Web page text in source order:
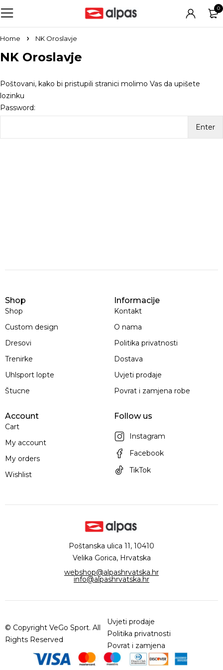
0
Home NK Oroslavje
NK Oroslavje
Poštovani, kako bi pristupili stranici molimo Vas da upišete
lozinku
Password:
Shop
Shop
Custom design
Dresovi
Trenirke
Uhlsport lopte
Štucne
Informacije
Kontakt
O nama
Politika privatnosti
Dostava
Uvjeti prodaje
Povrat i zamjena robe
Account
Cart
My account
My orders
Wishlist
Follow us
Instagram
Facebook
TikTok
Poštanska ulica 11, 10410
Velika Gorica, Hrvatska
webshop@alpashrvatska.hr
info@alpashrvatska.hr
© Copyright VeGo Sport. All
Rights Reserved
Uvjeti prodaje
Politika privatnosti
Povrat i zamjena